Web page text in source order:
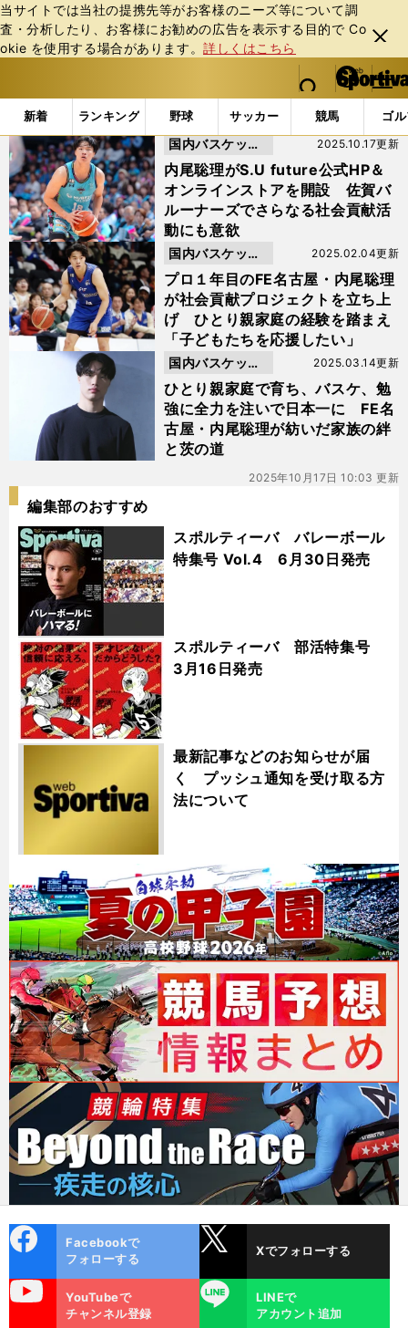
当サイトでは当社の提携先等がお客様のニーズ等について調
査・分析したり、お客様にお勧めの広告を表⽰する⽬的で Co
okie を使⽤する場合があります。詳しくはこちら
閉じ
る
web Sportiva (webスポルティーバ)
検索
マイペ
ー
ジ
メニュ
新着 ランキング 野球 サッカー 競馬 ゴ
b
ス
ポ
ル
テ
ィ
ー
バ
「#内尾聡理」の最新ニュース・ 情報
内尾聡理がS.U future公式HP＆
オンラインストアを開設 佐賀バ
ルーナーズでさらなる社会貢献活
動にも意欲
2025.10.17更新
国内バスケット
ボール
プロ１年目のFE名古屋・内尾聡理
が社会貢献プロジェクトを立ち上
げ ひとり親家庭の経験を踏まえ
「子どもたちを応援したい」
2025.02.04更新
国内バスケット
ボール
ひとり親家庭で育ち、バスケ、勉
強に全力を注いで日本一に FE名
古屋・内尾聡理が紡いだ家族の絆
と茨の道
2025.03.14更新
国内バスケット
ボール
2025年10月17日 10:03 更新
編集部のおすすめ
スポルティーバ バレーボール
特集号 Vol.4 6月30日発売
スポルティーバ 部活特集号
3月16日発売
最新記事などのお知らせが届
く プッシュ通知を受け取る方
法について
ok
Facebookで
フォローする
Xでフォローする
YouTubeで
チャンネル登録
LINE
LINEで
アカウント追加